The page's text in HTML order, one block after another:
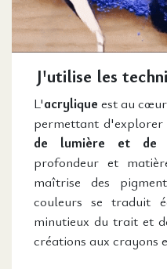
J'utilise les
L'acrylique est au
permettant d'explorer
de lumière et de
profondeur et
maîtrise des
couleurs se traduit
minutieux du trait et
créations aux crayons